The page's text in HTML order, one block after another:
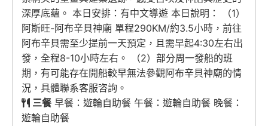
深厚底蘊。 本日安排：有中文導遊 本日說明： （1）
阿斯旺-阿布辛貝神廟 單程290KM/約3.5小時，前往
阿布辛貝需至少提前一天預定，且需早起4:30左右出
發，全程8-10小時左右。 （2）部分周一發船的班
期，有可能存在開船較早無法參觀阿布辛貝神廟的情
況，具體聯系客服咨詢。
三餐早餐：遊輪自助餐 午餐：遊輪自助餐 晚餐：
遊輪自助餐